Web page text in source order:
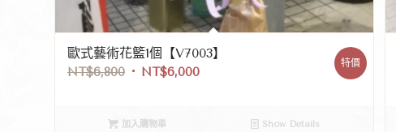
歐式藝術花籃1個【V7003】
NT$6,800 NT$6,000
特價
加入購物車 Show Details